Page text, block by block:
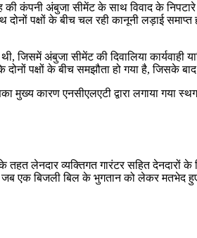
कंपनी अंबुजा सीमेंट के साथ विवाद के
पक्षों के बीच चल रही कानूनी लड़ाई
जिसमें अंबुजा सीमेंट की दिवालिया
दोनों पक्षों के बीच समझौता हो गया है,
मुख्य कारण एनसीएलएटी द्वारा लगाया
तहत लेनदार व्यक्तिगत गारंटर सहित
एक बिजली बिल के भुगतान को लेकर मतभेद